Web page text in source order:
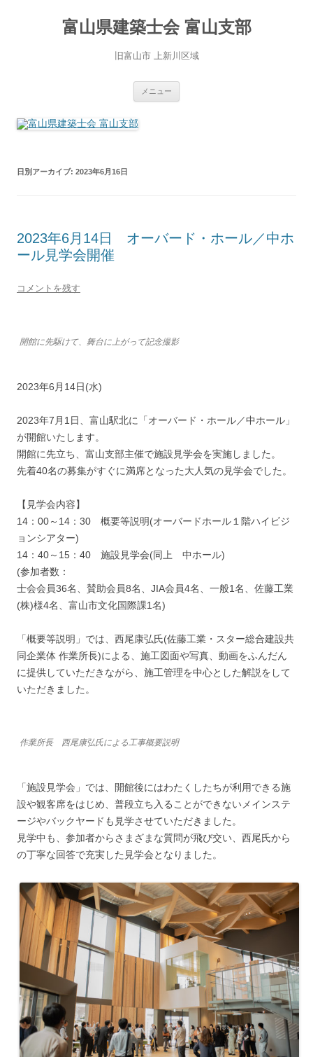
富山県建築士会 富山支部
旧富山市 上新川区域
メニュー
日別アーカイブ: 2023年6月16日
2023年6月14日 オーバード・ホール／中ホ
ール見学会開催
コメントを残す
開館に先駆けて、舞台に上がって記念撮影
2023年6月14日(水)
2023年7月1日、富山駅北に「オーバード・ホール／中ホール」
が開館いたします。
開館に先立ち、富山支部主催で施設見学会を実施しました。
先着40名の募集がすぐに満席となった大人気の見学会でした。
【見学会内容】
14：00～14：30 概要等説明(オーバードホール１階ハイビジ
ョンシアター)
14：40～15：40 施設見学会(同上 中ホール)
(参加者数：
士会会員36名、賛助会員8名、JIA会員4名、一般1名、佐藤工業
(株)様4名、富山市文化国際課1名)
「概要等説明」では、西尾康弘氏(佐藤工業・スター総合建設共
同企業体 作業所長)による、施工図面や写真、動画をふんだん
に提供していただきながら、施工管理を中心とした解説をして
いただきました。
作業所長 西尾康弘氏による工事概要説明
「施設見学会」では、開館後にはわたくしたちが利用できる施
設や観客席をはじめ、普段立ち入ることができないメインステ
ージやバックヤードも見学させていただきました。
見学中も、参加者からさまざまな質問が飛び交い、西尾氏から
の丁寧な回答で充実した見学会となりました。